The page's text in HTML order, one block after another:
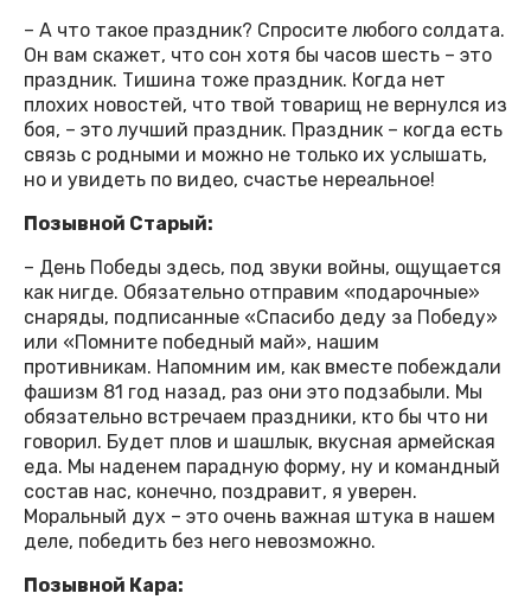
– А что такое праздник? Спросите любого солдата.
Он вам скажет, что сон хотя бы часов шесть – это
праздник. Тишина тоже праздник. Когда нет
плохих новостей, что твой товарищ не вернулся из
боя, – это лучший праздник. Праздник – когда есть
связь с родными и можно не только их услышать,
но и увидеть по видео, счастье нереальное!
Позывной Старый:
– День Победы здесь, под звуки войны, ощущается
как нигде. Обязательно отправим «подарочные»
снаряды, подписанные «Спасибо деду за Победу»
или «Помните победный май», нашим
противникам. Напомним им, как вместе побеждали
фашизм 81 год назад, раз они это подзабыли. Мы
обязательно встречаем праздники, кто бы что ни
говорил. Будет плов и шашлык, вкусная армейская
еда. Мы наденем парадную форму, ну и командный
состав нас, конечно, поздравит, я уверен.
Моральный дух – это очень важная штука в нашем
деле, победить без него невозможно.
Позывной Кара: